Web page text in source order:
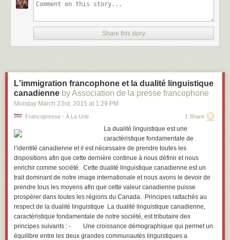
Share this story
L'immigration francophone et la dualité linguistique
canadienne by Association de la presse francophone
Monday March 23rd , 2015 at 1:29 PM
Francopresse - À La Une 1 Share
La dualité linguistique est une
caractéristique fondamentale de
l’identité canadienne et il est nécessaire de prendre toutes les
dispositions afin que cette dernière continue à nous définir et nous
enrichir comme société. Cette dualité linguistique canadienne est un
trait dominant de notre image internationale et nous avons le devoir de
prendre tous les moyens afin que cette valeur canadienne puisse
prospérer dans toutes les régions du Canada. Principes rattachés au
respect de la dualité linguistique La dualité linguistique canadienne,
caractéristique fondamentale de notre société, est tributaire des
principes suivants : - Une croissance démographique qui permet un
équilibre entre les deux grandes communautés linguistiques a